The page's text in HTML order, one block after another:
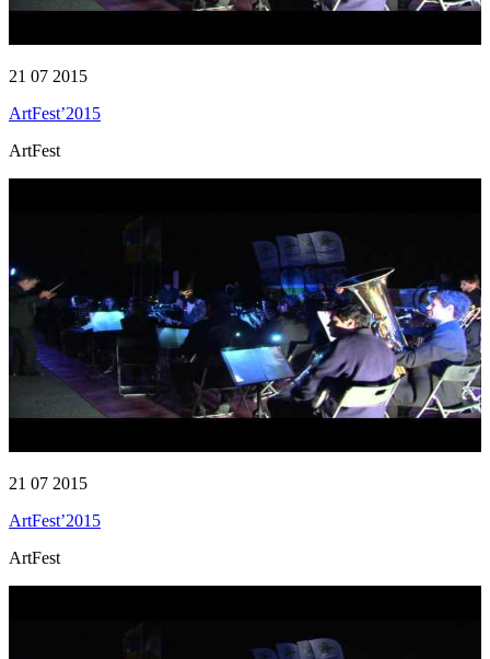
21 07 2015
ArtFest’2015
ArtFest
21 07 2015
ArtFest’2015
ArtFest